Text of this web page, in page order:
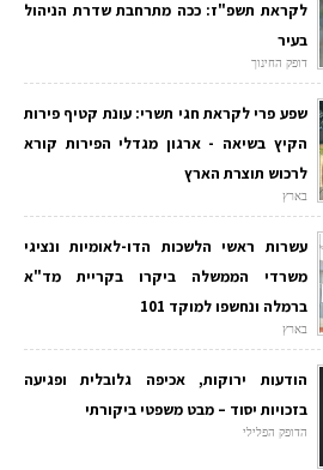
לקראת תשפ"ז: ככה מתרחבת שדרת הניהול
בעיר
דופק החינוך
שפע פרי לקראת חגי תשרי: עונת קטיף פירות
הקיץ בשיאה - ארגון מגדלי הפירות קורא
לרכוש תוצרת הארץ
בארץ
עשרות ראשי הלשכות הדו-לאומיות ונציגי
משרדי הממשלה ביקרו בקריית מד"א
ברמלה ונחשפו למוקד 101
בארץ
הודעות ירוקות, אכיפה גלובלית ופגיעה
בזכויות יסוד – מבט משפטי ביקורתי
הדופק הפלילי